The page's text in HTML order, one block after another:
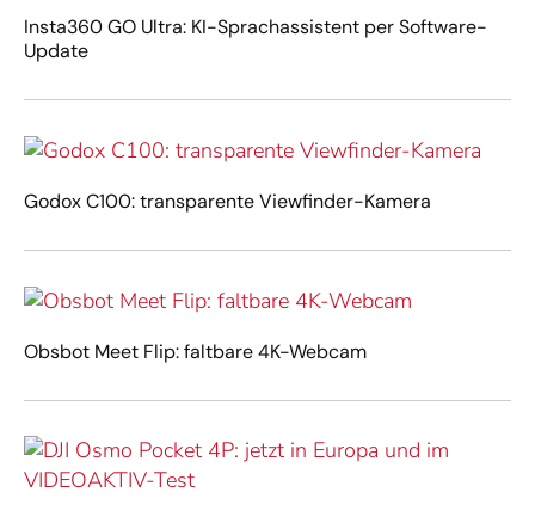
Insta360 GO Ultra: KI-Sprachassistent per Software-
Update
Godox C100: transparente Viewfinder-Kamera
Obsbot Meet Flip: faltbare 4K-Webcam